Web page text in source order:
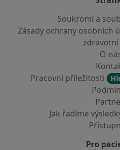
Soukromí a
Zásady ochrany osobních
zdravotní
O
Pracovní příležitosti
Jak řadíme
Pro